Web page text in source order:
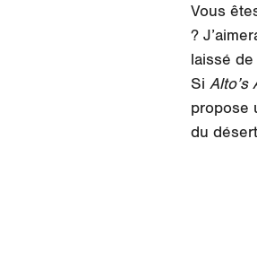
Vous
?
laissé
Si Alto’s
propose
du